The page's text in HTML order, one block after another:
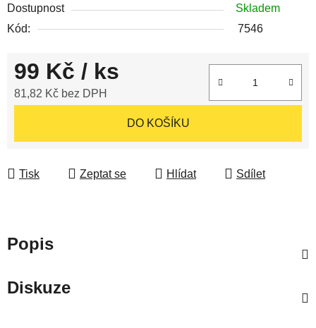
Dostupnost
Skladem
Kód:
7546
99 Kč / ks
81,82 Kč bez DPH
DO KOŠÍKU
Tisk Zeptat se Hlídat Sdílet
Popis
Diskuze